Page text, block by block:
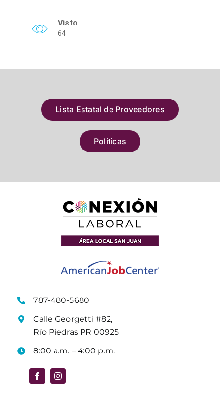
Visto
64
Lista Estatal de Proveedores
Políticas
787-480-5680
Calle Georgetti #82,
Río Piedras PR 00925
8:00 a.m. – 4:00 p.m.